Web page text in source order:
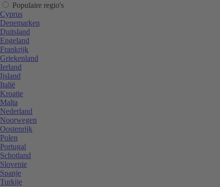
Populaire regio's
Cyprus
Denemarken
Duitsland
Engeland
Frankrijk
Griekenland
Ierland
Ijsland
Italië
Kroatie
Malta
Nederland
Noorwegen
Oostenrijk
Polen
Portugal
Schotland
Slovenie
Spanje
Turkije